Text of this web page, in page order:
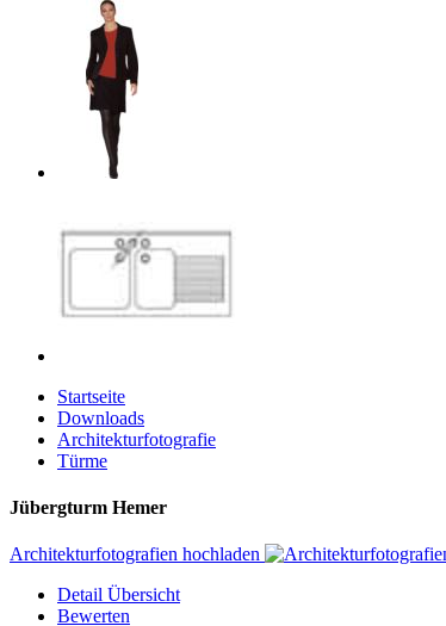
Startseite
Downloads
Architekturfotografie
Türme
Jübergturm Hemer
Architekturfotografien hochladen
Detail Übersicht
Bewerten